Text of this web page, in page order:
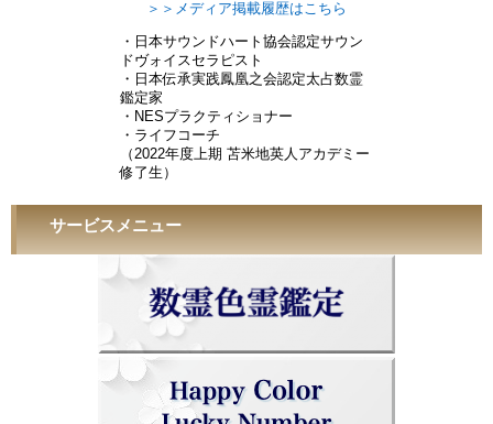
＞＞メディア掲載履歴はこちら
・日本サウンドハート協会認定サウン
ドヴォイスセラピスト
・日本伝承実践鳳凰之会認定太占数霊
鑑定家
・NESプラクティショナー
・ライフコーチ
（2022年度上期 苫米地英人アカデミー
修了生）
サービスメニュー